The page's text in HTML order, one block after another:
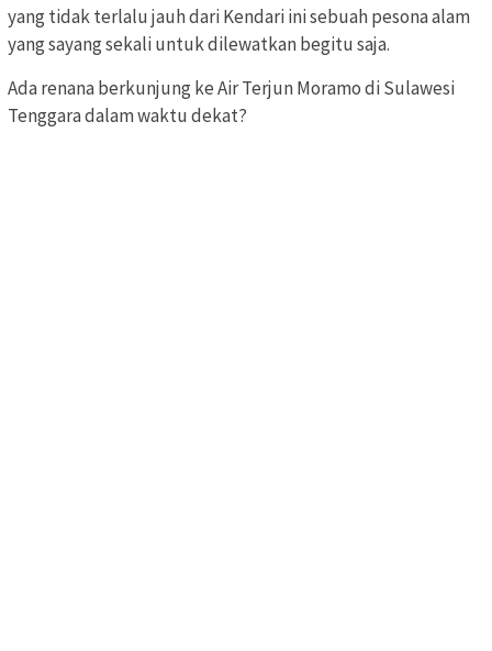
yang tidak terlalu jauh dari Kendari ini sebuah pesona alam
yang sayang sekali untuk dilewatkan begitu saja.
Ada renana berkunjung ke Air Terjun Moramo di Sulawesi
Tenggara dalam waktu dekat?